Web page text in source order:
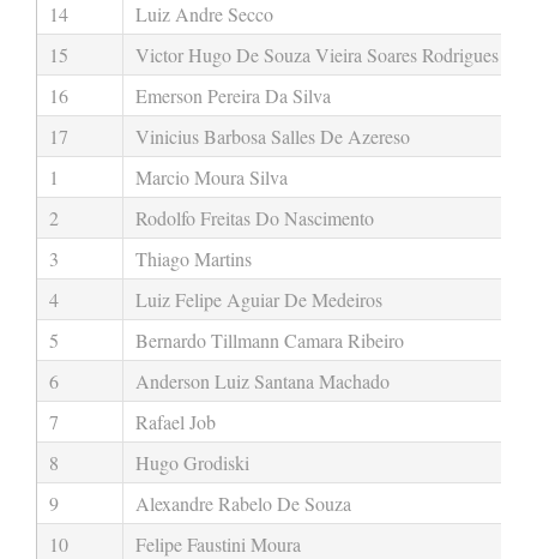
14
Luiz Andre Secco
15
Victor Hugo De Souza Vieira Soares Rodrigues
16
Emerson Pereira Da Silva
17
Vinicius Barbosa Salles De Azereso
1
Marcio Moura Silva
2
Rodolfo Freitas Do Nascimento
3
Thiago Martins
4
Luiz Felipe Aguiar De Medeiros
5
Bernardo Tillmann Camara Ribeiro
6
Anderson Luiz Santana Machado
7
Rafael Job
8
Hugo Grodiski
9
Alexandre Rabelo De Souza
10
Felipe Faustini Moura